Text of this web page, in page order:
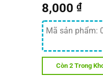
8,000₫
Mã sản phẩm:
Còn 2 Trong